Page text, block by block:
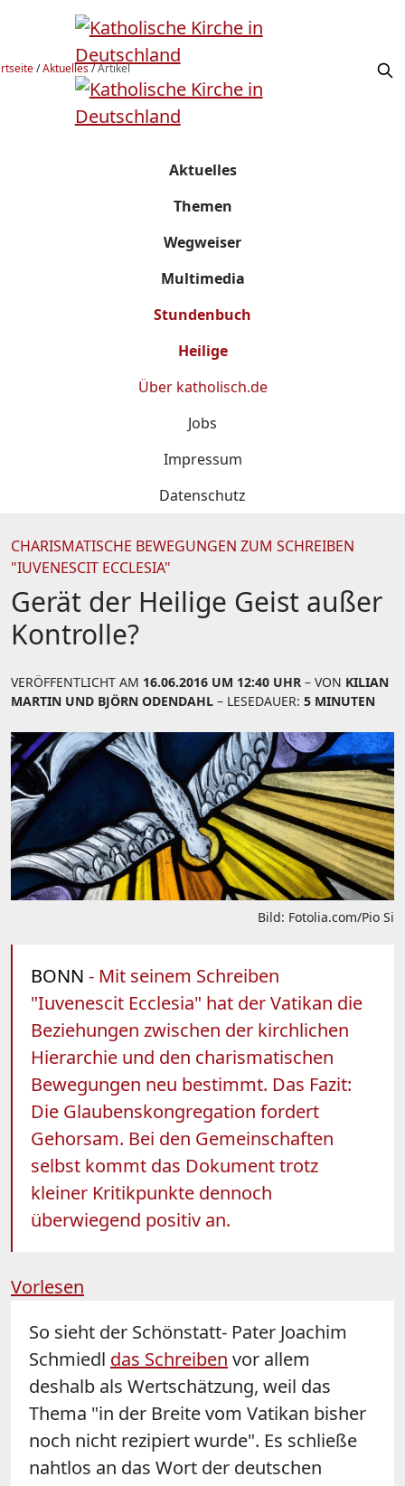
/Aktuelles/Artikel
Aktuelles
Themen
Wegweiser
Multimedia
Stundenbuch
Heilige
Über katholisch.de
Jobs
Impressum
Datenschutz
CHARISMATISCHE BEWEGUNGEN ZUM SCHREIBEN
"IUVENESCIT ECCLESIA"
Gerät der Heilige Geist außer
Kontrolle?
VERÖFFENTLICHT AM 16.06.2016 UM 12:40 UHR – VON KILIAN
MARTIN UND BJÖRN ODENDAHL – LESEDAUER: 5 MINUTEN
Bild: Fotolia.com/Pio Si
BONN - Mit seinem Schreiben
"Iuvenescit Ecclesia" hat der Vatikan die
Beziehungen zwischen der kirchlichen
Hierarchie und den charismatischen
Bewegungen neu bestimmt. Das Fazit:
Die Glaubenskongregation fordert
Gehorsam. Bei den Gemeinschaften
selbst kommt das Dokument trotz
kleiner Kritikpunkte dennoch
überwiegend positiv an.
Vorlesen
So sieht der Schönstatt- Pater Joachim
Schmiedl das Schreiben vor allem
deshalb als Wertschätzung, weil das
Thema "in der Breite vom Vatikan bisher
noch nicht rezipiert wurde". Es schließe
nahtlos an das Wort der deutschen